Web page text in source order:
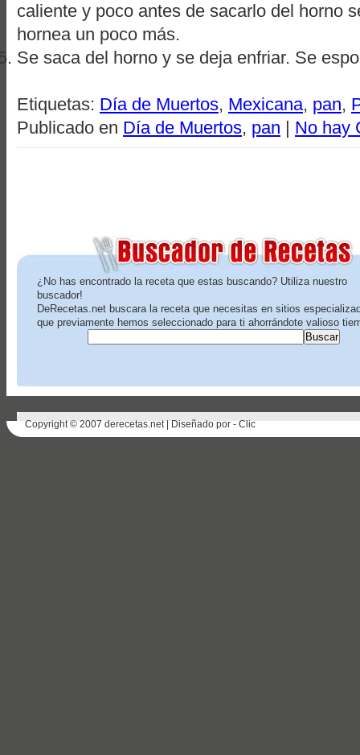
caliente y poco antes de sacarlo del horno
hornea un poco más.
Se saca del horno y se deja enfriar. Se
Etiquetas: Día de Muertos, Mexicana, pan,
Publicado en Día de Muertos, pan | No hay
¿No has encontrado la receta que estas buscando? Utiliza nuestro
buscador!
DeRecetas.net buscara la receta que necesitas en sitios
que previamente hemos seleccionado para ti ahorrándote valioso
Copyright © 2007 derecetas.net | Diseñado por - Clic